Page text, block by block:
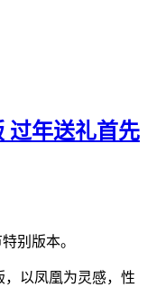
过年送礼首先
别版本。
，以凤凰为灵感，性